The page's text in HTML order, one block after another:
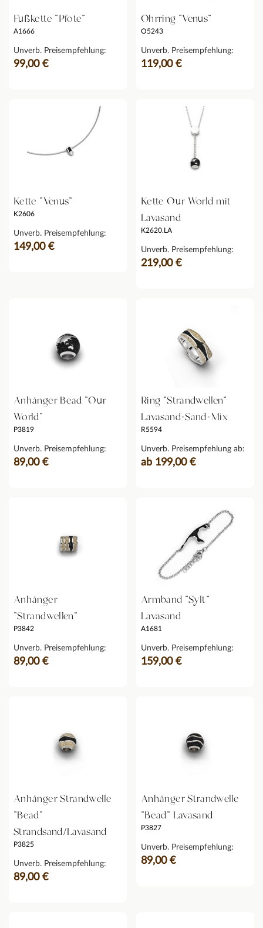
Fußkette "Pfote"
A1666
Unverb. Preisempfehlung:
99,00 €
Ohrring "Venus"
O5243
Unverb. Preisempfehlung:
119,00 €
Kette "Venus"
K2606
Unverb. Preisempfehlung:
149,00 €
Kette Our World mit
Lavasand
K2620.LA
Unverb. Preisempfehlung:
219,00 €
Anhänger Bead "Our
World"
P3819
Unverb. Preisempfehlung:
89,00 €
Ring "Strandwellen"
Lavasand-Sand-Mix
R5594
Unverb. Preisempfehlung ab:
ab 199,00 €
Anhänger
"Strandwellen"
P3842
Unverb. Preisempfehlung:
89,00 €
Armband "Sylt"
Lavasand
A1681
Unverb. Preisempfehlung:
159,00 €
Anhänger Strandwelle
"Bead"
Strandsand/Lavasand
P3825
Unverb. Preisempfehlung:
89,00 €
Anhänger Strandwelle
"Bead" Lavasand
P3827
Unverb. Preisempfehlung:
89,00 €